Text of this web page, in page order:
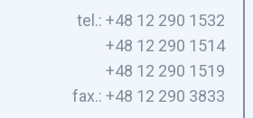
tel.: +48 12 290 1532
+48 12 290 1514
+48 12 290 1519
fax.: +48 12 290 3833